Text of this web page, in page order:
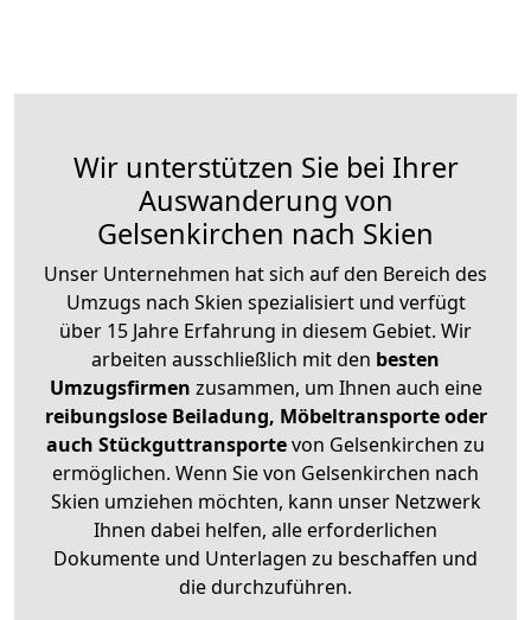
Wir unterstützen Sie bei Ihrer
Auswanderung von
Gelsenkirchen nach Skien
Unser Unternehmen hat sich auf den Bereich des
Umzugs nach Skien spezialisiert und verfügt
über 15 Jahre Erfahrung in diesem Gebiet. Wir
arbeiten ausschließlich mit den besten
Umzugsfirmen zusammen, um Ihnen auch eine
reibungslose Beiladung, Möbeltransporte oder
auch Stückguttransportevon Gelsenkirchen zu
ermöglichen. Wenn Sie von Gelsenkirchen nach
Skien umziehen möchten, kann unser Netzwerk
Ihnen dabei helfen, alle erforderlichen
Dokumente und Unterlagen zu beschaffen und
die durchzuführen.